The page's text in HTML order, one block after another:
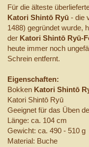
Für die älteste
Katori Shintō Ryū - die
1488) gegründet wurde,
der Katori Shintō Ryū-
heute immer noch
Schrein entfernt.
Eigenschaften:
Bokken Katori Shintō
Katori Shintō Ryū
Geeignet für das Üben
Länge: ca. 104 cm
Gewicht: ca. 490 - 510 g
Material: Buche